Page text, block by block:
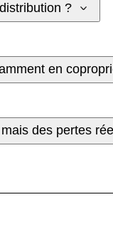
?
en
des pertes